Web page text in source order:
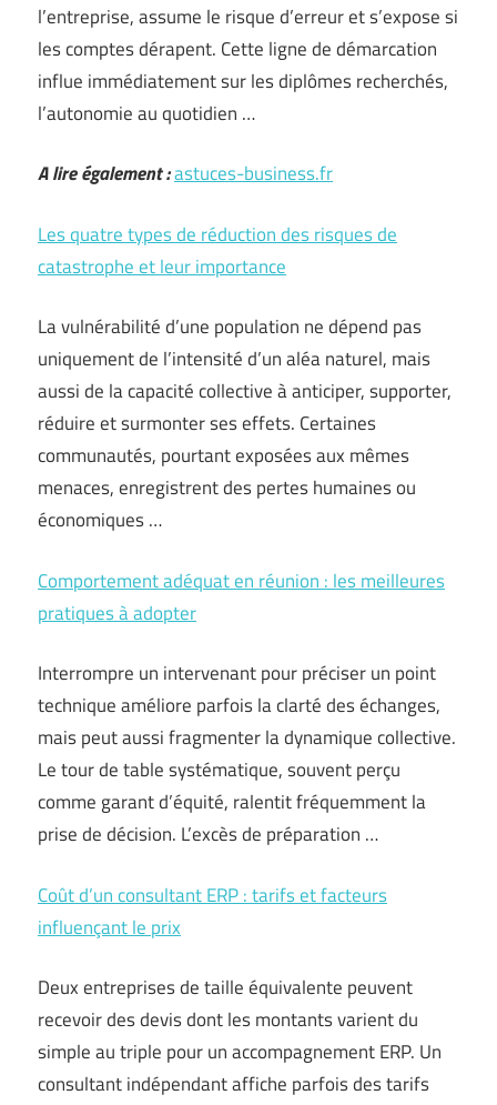
l’entreprise, assume le risque d’erreur et s’expose si
les comptes dérapent. Cette ligne de démarcation
influe immédiatement sur les diplômes recherchés,
l’autonomie au quotidien …
A lire également :astuces-business.fr
Les quatre types de réduction des risques de
catastrophe et leur importance
La vulnérabilité d’une population ne dépend pas
uniquement de l’intensité d’un aléa naturel, mais
aussi de la capacité collective à anticiper, supporter,
réduire et surmonter ses effets. Certaines
communautés, pourtant exposées aux mêmes
menaces, enregistrent des pertes humaines ou
économiques …
Comportement adéquat en réunion : les meilleures
pratiques à adopter
Interrompre un intervenant pour préciser un point
technique améliore parfois la clarté des échanges,
mais peut aussi fragmenter la dynamique collective.
Le tour de table systématique, souvent perçu
comme garant d’équité, ralentit fréquemment la
prise de décision. L’excès de préparation …
Coût d’un consultant ERP : tarifs et facteurs
influençant le prix
Deux entreprises de taille équivalente peuvent
recevoir des devis dont les montants varient du
simple au triple pour un accompagnement ERP. Un
consultant indépendant affiche parfois des tarifs